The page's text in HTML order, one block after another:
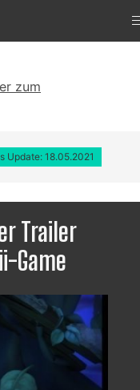
zum
Update: 18.05.2021
Trailer
Game